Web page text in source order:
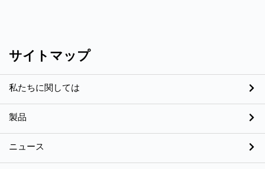
サイトマップ
私たちに関しては
製品
ニュース